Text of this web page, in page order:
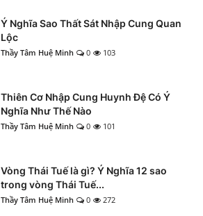
Ý Nghĩa Sao Thất Sát Nhập Cung Quan
Lộc
Thầy Tâm Huệ Minh 0 103
Thiên Cơ Nhập Cung Huynh Đệ Có Ý
Nghĩa Như Thế Nào
Thầy Tâm Huệ Minh 0 101
Vòng Thái Tuế là gì? Ý Nghĩa 12 sao
trong vòng Thái Tuế...
Thầy Tâm Huệ Minh 0 272